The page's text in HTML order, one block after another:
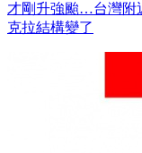
才剛升強颱…台灣附
克拉結構變了